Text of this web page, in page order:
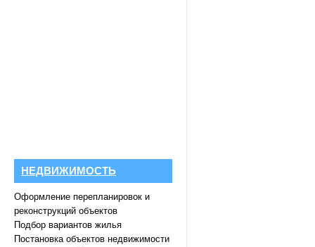
НЕДВИЖИМОСТЬ
Оформление перепланировок и
реконструкций объектов
Подбор вариантов жилья
Постановка объектов недвижимости